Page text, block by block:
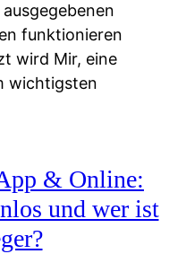
funktionieren
wird Mir, eine
wichtigsten
& Online:
und wer ist